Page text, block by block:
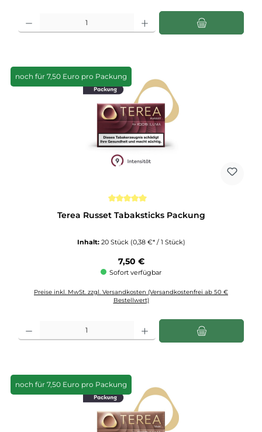
Produkt Anzahl: Gib den gewünschten Wert ein oder benutze die Schaltflächen
noch für 7,50 Euro pro Packung
Terea Russet Tabaksticks Packung
Inhalt: 20 Stück (0,38 €* / 1 Stück)
Regulärer Preis:
7,50 €
Sofort verfügbar
Preise inkl. MwSt. zzgl. Versandkosten (Versandkostenfrei ab 50 €
Bestellwert)
Produkt Anzahl: Gib den gewünschten Wert ein oder benutze die Schaltflächen
noch für 7,50 Euro pro Packung